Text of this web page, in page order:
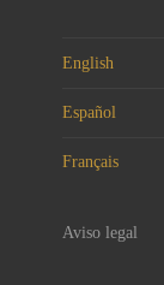
English
Español
Français
Aviso legal